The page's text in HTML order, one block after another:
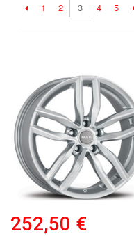
1 2 3 4 5
252,50 €